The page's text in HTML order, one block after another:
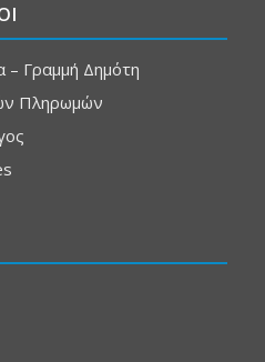
– Γραμμή Δημότη
Πληρωμών